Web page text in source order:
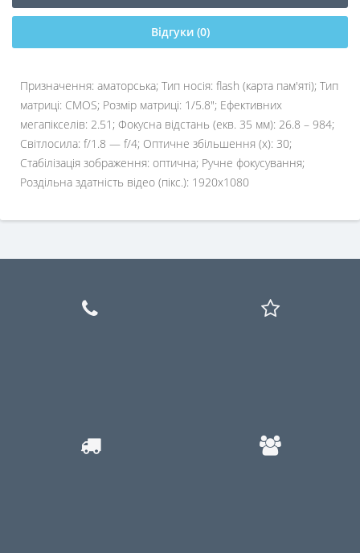
Відгуки (0)
Призначення: аматорська; Тип носія: flash (карта пам'яті); Тип
матриці: CMOS; Розмір матриці: 1/5.8"; Ефективних
мегапікселів: 2.51; Фокусна відстань (екв. 35 мм): 26.8 – 984;
Світлосила: f/1.8 — f/4; Оптичне збільшення (х): 30;
Стабілізація зображення: оптична; Ручне фокусування;
Роздільна здатність відео (пікс.): 1920x1080